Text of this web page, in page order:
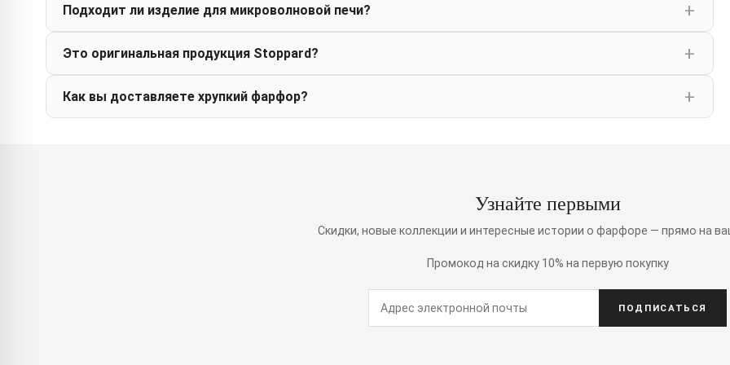
Подходит ли изделие для микроволновой печи?
Это оригинальная продукция Stoppard?
Как вы доставляете хрупкий фарфор?
Узнайте первыми
Скидки, новые коллекции и интересные истории о фарфоре — прямо на
Промокод на скидку 10% на первую покупку
ПОДПИСАТЬСЯ